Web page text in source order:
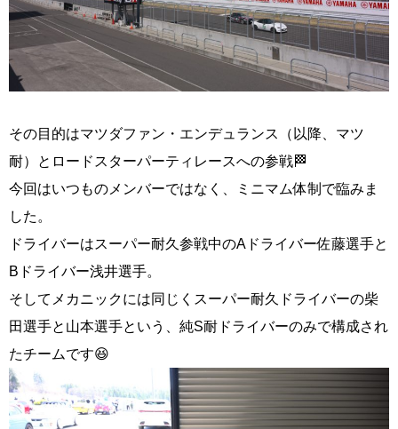
その目的はマツダファン・エンデュランス（以降、マツ
耐）とロードスターパーティレースへの参戦🏁
今回はいつものメンバーではなく、ミニマム体制で臨みま
した。
ドライバーはスーパー耐久参戦中のAドライバー佐藤選手と
Bドライバー浅井選手。
そしてメカニックには同じくスーパー耐久ドライバーの柴
田選手と山本選手という、純S耐ドライバーのみで構成され
たチームです😆